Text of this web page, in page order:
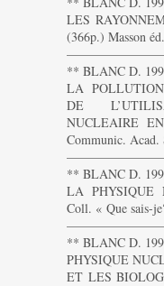
LES
(366p.) Masson
** BLANC D.
LA
DE
NUCLEAIRE
Communic. Acad.
** BLANC D.
LA PHYSIQUE
Coll. « Que sais-
** BLANC D.
PHYSIQUE
ET LES